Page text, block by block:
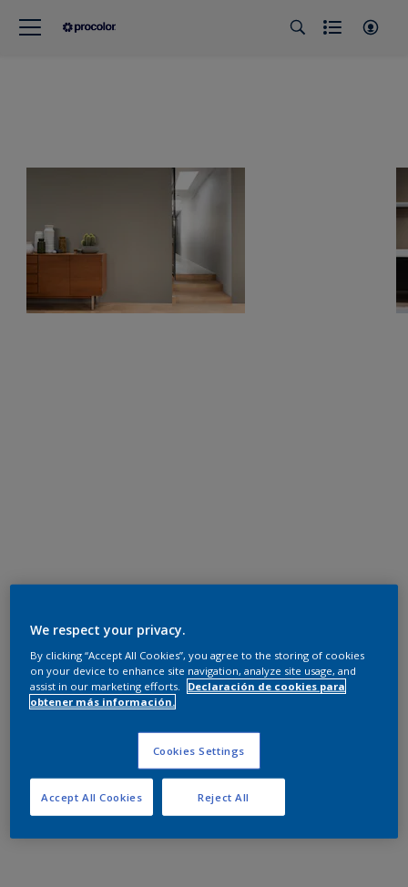
We respect your privacy.
By clicking “Accept All Cookies”, you agree to the storing of cookies
on your device to enhance site navigation, analyze site usage, and
assist in our marketing efforts.
Declaración de cookies para
obtener más información.
Cookies Settings
Reject All
Accept All Cookies